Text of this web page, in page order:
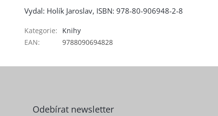
Vydal: Holík Jaroslav, ISBN: 978-80-906948-2-8
Kategorie:
Knihy
EAN: 9788090694828
Odebírat newsletter